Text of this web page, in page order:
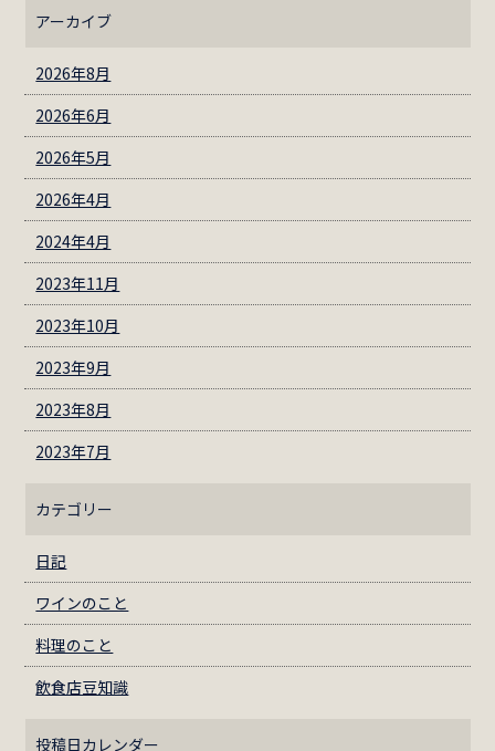
アーカイブ
2026年8月
2026年6月
2026年5月
2026年4月
2024年4月
2023年11月
2023年10月
2023年9月
2023年8月
2023年7月
カテゴリー
日記
ワインのこと
料理のこと
飲食店豆知識
投稿日カレンダー